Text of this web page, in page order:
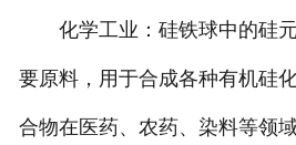
化学工业：硅铁球中的硅元
要原料，用于合成各种有机硅
合物在医药、农药、染料等领